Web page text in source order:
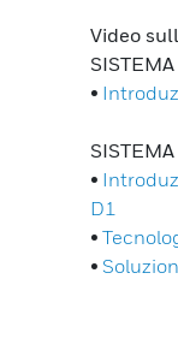
Video
•
•
D1
•
•